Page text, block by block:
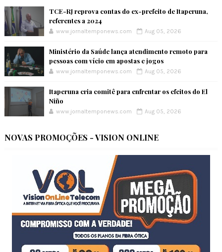
TCE-RJ reprova contas do ex-prefeito de Itaperuna,
referentes a 2024
www.jornaltemponews.com Aug 05, 2026
Ministério da Saúde lança atendimento remoto para
pessoas com vício em apostas e jogos
www.jornaltemponews.com Aug 05, 2026
Itaperuna cria comitê para enfrentar os efeitos do El
Niño
www.jornaltemponews.com Aug 05, 2026
NOVAS PROMOÇÕES - VISION ONLINE